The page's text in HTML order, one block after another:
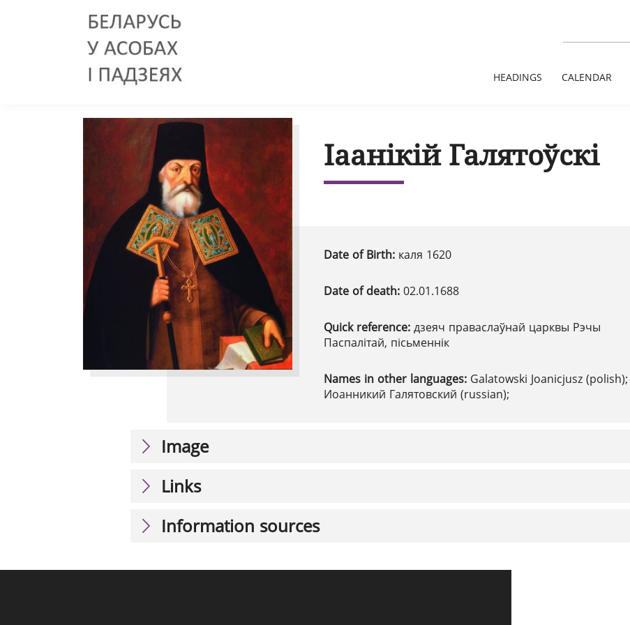
HEADINGS CALENDAR
Іаанікій Галятоўскі
Date of Birth: каля 1620
Date of death: 02.01.1688
Quick reference: дзеяч праваслаўнай царквы Рэчы
Паспалітай, пісьменнік
Names in other languages: Galatowski Joanicjusz (polish);
Иоанникий Галятовский (russian);
Image
Links
Information sources